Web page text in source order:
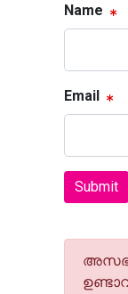
Name
Email
Submit